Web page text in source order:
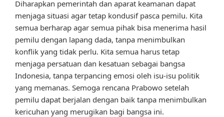
Diharapkan pemerintah dan aparat keamanan dapat
menjaga situasi agar tetap kondusif pasca pemilu. Kita
semua berharap agar semua pihak bisa menerima hasil
pemilu dengan lapang dada, tanpa menimbulkan
konflik yang tidak perlu. Kita semua harus tetap
menjaga persatuan dan kesatuan sebagai bangsa
Indonesia, tanpa terpancing emosi oleh isu-isu politik
yang memanas. Semoga rencana Prabowo setelah
pemilu dapat berjalan dengan baik tanpa menimbulkan
kericuhan yang merugikan bagi bangsa ini.